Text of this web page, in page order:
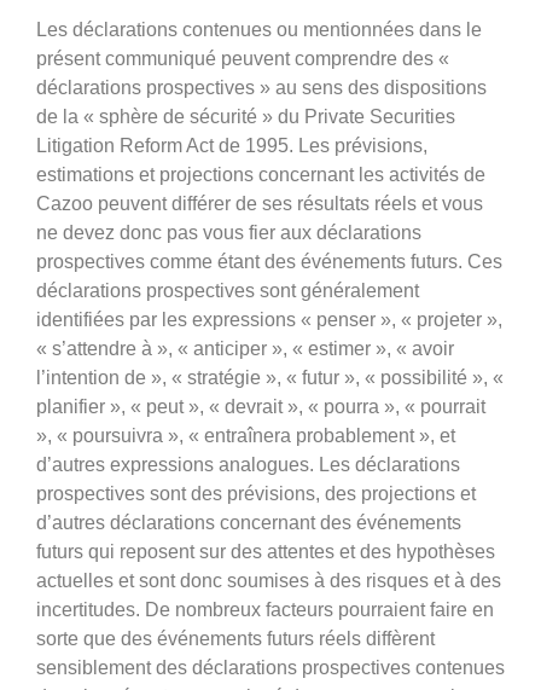
Les déclarations contenues ou mentionnées dans le
présent communiqué peuvent comprendre des «
déclarations prospectives » au sens des dispositions
de la « sphère de sécurité » du Private Securities
Litigation Reform Act de 1995. Les prévisions,
estimations et projections concernant les activités de
Cazoo peuvent différer de ses résultats réels et vous
ne devez donc pas vous fier aux déclarations
prospectives comme étant des événements futurs. Ces
déclarations prospectives sont généralement
identifiées par les expressions « penser », « projeter »,
« s’attendre à », « anticiper », « estimer », « avoir
l’intention de », « stratégie », « futur », « possibilité », «
planifier », « peut », « devrait », « pourra », « pourrait
», « poursuivra », « entraînera probablement », et
d’autres expressions analogues. Les déclarations
prospectives sont des prévisions, des projections et
d’autres déclarations concernant des événements
futurs qui reposent sur des attentes et des hypothèses
actuelles et sont donc soumises à des risques et à des
incertitudes. De nombreux facteurs pourraient faire en
sorte que des événements futurs réels diffèrent
sensiblement des déclarations prospectives contenues